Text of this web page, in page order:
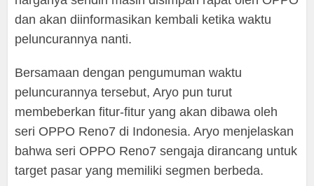
dan akan diinformasikan kembali ketika waktu
peluncurannya nanti.
Bersamaan dengan pengumuman waktu
peluncurannya tersebut, Aryo pun turut
membeberkan fitur-fitur yang akan dibawa oleh
seri OPPO Reno7 di Indonesia. Aryo menjelaskan
bahwa seri OPPO Reno7 sengaja dirancang untuk
target pasar yang memiliki segmen berbeda.